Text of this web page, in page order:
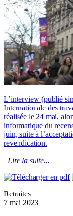
L’interview (publié
Internationale des
réalisée le 24 mai,
informatique du
juin, suite à
revendication.
Lire la suite...
Retraites
7 mai 2023